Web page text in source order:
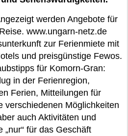
werden Angebote für
www.ungarn-netz.de
zur Ferienmiete mit
und preisgünstige Fewos.
für Komorn-Gran:
in der Ferienregion,
Ferien, Mitteilungen für
verschiedenen Möglichkeiten
auch Aktivitäten und
für das Geschäft